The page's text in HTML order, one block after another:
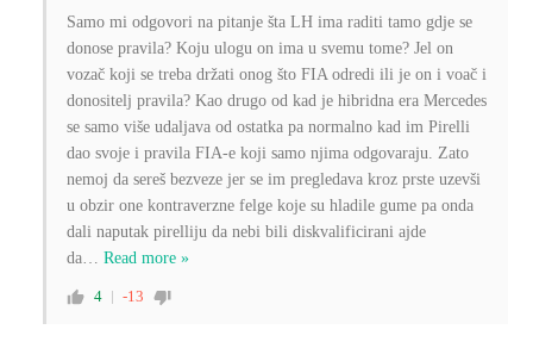
Samo mi odgovori na pitanje šta LH ima raditi tamo gdje se
donose pravila? Koju ulogu on ima u svemu tome? Jel on
vozač koji se treba držati onog što FIA odredi ili je on i voač i
donositelj pravila? Kao drugo od kad je hibridna era Mercedes
se samo više udaljava od ostatka pa normalno kad im Pirelli
dao svoje i pravila FIA-e koji samo njima odgovaraju. Zato
nemoj da sereš bezveze jer se im pregledava kroz prste uzevši
u obzir one kontraverzne felge koje su hladile gume pa onda
dali naputak pirelliju da nebi bili diskvalificirani ajde
da… Read more »
4 -13